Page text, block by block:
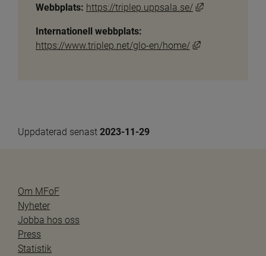
Webbplats: https://triplep.uppsala.se/ Länk till
Internationell webbplats:
https://www.triplep.net/glo-en/home/
Länk till annan
Uppdaterad senast 2023-11-29
Om MFoF
Nyheter
Jobba hos oss
Press
Statistik